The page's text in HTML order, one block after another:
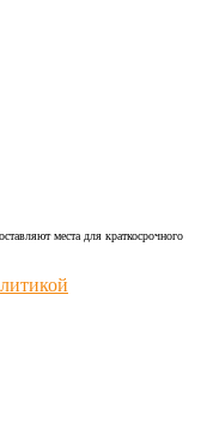
места для краткосрочного